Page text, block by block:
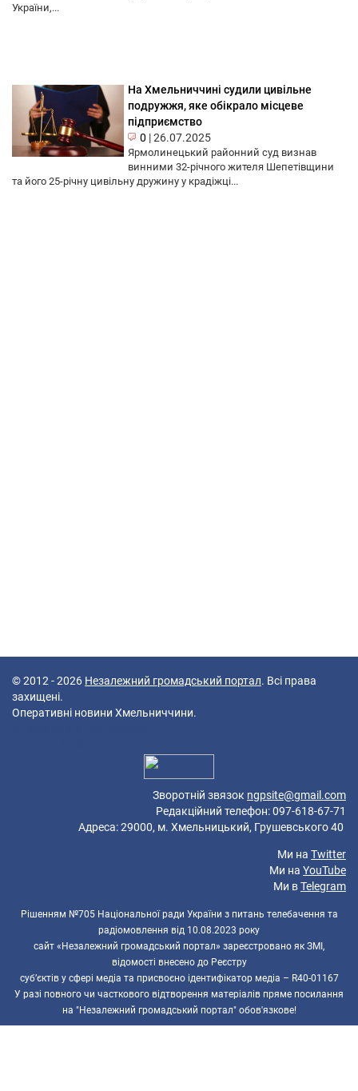
України,...
На Хмельниччині судили цивільне
подружжя, яке обікрало місцеве
підприємство
0 |26.07.2025
Ярмолинецький районний суд визнав
винними 32-річного жителя Шепетівщини
та його 25-річну цивільну дружину у крадіжці...
© 2012 - 2026 Незалежний громадський портал. Всі права
захищені.
Оперативні новини Хмельниччини.
Зворотній звязок ngpsite@gmail.com
Редакційний телефон: 097-618-67-71
Адреса: 29000, м. Хмельницький, Грушевського 40
Ми на Twitter
Ми на YouTube
Ми вTelegram
Рішенням №705 Національної ради України з питань телебачення та
радіомовлення від 10.08.2023 року
сайт «Незалежний громадський портал» зареєстровано як ЗМІ,
відомості внесено до Реєстру
суб’єктів у сфері медіа та присвоєно ідентифікатор медіа – R40-01167
У разі повного чи часткового відтворення матеріалів пряме посилання
на "Незалежний громадський портал" обов'язкове!